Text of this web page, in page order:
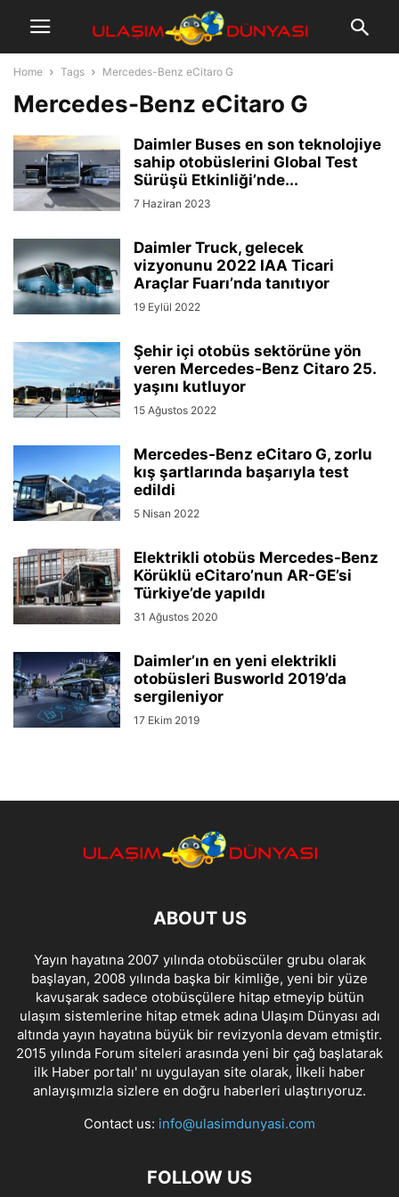
Home Tags Mercedes-Benz eCitaro G
Mercedes-Benz eCitaro G
Daimler Buses en son teknolojiye
sahip otobüslerini Global Test
Sürüşü Etkinliği’nde...
7 Haziran 2023
Daimler Truck, gelecek
vizyonunu 2022 IAA Ticari
Araçlar Fuarı’nda tanıtıyor
19 Eylül 2022
Şehir içi otobüs sektörüne yön
veren Mercedes-Benz Citaro 25.
yaşını kutluyor
15 Ağustos 2022
Mercedes-Benz eCitaro G, zorlu
kış şartlarında başarıyla test
edildi
5 Nisan 2022
Elektrikli otobüs Mercedes-Benz
Körüklü eCitaro’nun AR-GE’si
Türkiye’de yapıldı
31 Ağustos 2020
Daimler’ın en yeni elektrikli
otobüsleri Busworld 2019’da
sergileniyor
17 Ekim 2019
ABOUT US
Yayın hayatına 2007 yılında otobüscüler grubu olarak
başlayan, 2008 yılında başka bir kimliğe, yeni bir yüze
kavuşarak sadece otobüsçülere hitap etmeyip bütün
ulaşım sistemlerine hitap etmek adına Ulaşım Dünyası adı
altında yayın hayatına büyük bir revizyonla devam etmiştir.
2015 yılında Forum siteleri arasında yeni bir çağ başlatarak
ilk Haber portalı' nı uygulayan site olarak, İlkeli haber
anlayışımızla sizlere en doğru haberleri ulaştırıyoruz.
Contact us: info@ulasimdunyasi.com
FOLLOW US